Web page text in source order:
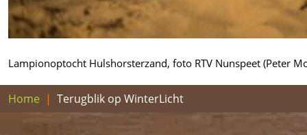
Lampionoptocht Hulshorsterzand, foto RTV Nunspeet (Peter
Home Terugblik op WinterLicht